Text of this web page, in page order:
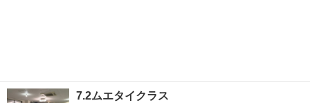
7.2ムエタイクラス